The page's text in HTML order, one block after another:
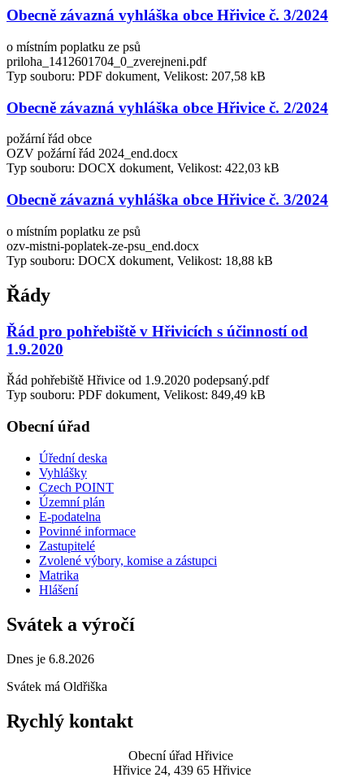
Obecně závazná vyhláška obce Hřivice č. 3/2024
o místním poplatku ze psů
priloha_1412601704_0_zverejneni.pdf
Typ souboru: PDF dokument, Velikost: 207,58 kB
Obecně závazná vyhláška obce Hřivice č. 2/2024
požární řád obce
OZV požární řád 2024_end.docx
Typ souboru: DOCX dokument, Velikost: 422,03 kB
Obecně závazná vyhláška obce Hřivice č. 3/2024
o místním poplatku ze psů
ozv-mistni-poplatek-ze-psu_end.docx
Typ souboru: DOCX dokument, Velikost: 18,88 kB
Řády
Řád pro pohřebiště v Hřivicích s účinností od
1.9.2020
Řád pohřebiště Hřivice od 1.9.2020 podepsaný.pdf
Typ souboru: PDF dokument, Velikost: 849,49 kB
Obecní úřad
Úřední deska
Vyhlášky
Czech POINT
Územní plán
E-podatelna
Povinné informace
Zastupitelé
Zvolené výbory, komise a zástupci
Matrika
Hlášení
Svátek a výročí
Dnes je 6.8.2026
Svátek má Oldřiška
Rychlý kontakt
Obecní úřad Hřivice
Hřivice 24, 439 65 Hřivice